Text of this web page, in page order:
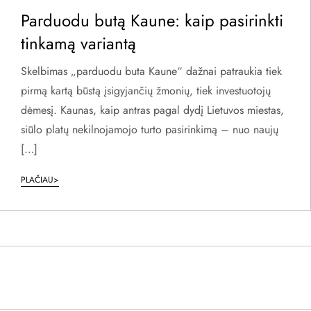
Parduodu butą Kaune: kaip pasirinkti
tinkamą variantą
Skelbimas „parduodu buta Kaune“ dažnai patraukia tiek
pirmą kartą būstą įsigyjančių žmonių, tiek investuotojų
dėmesį. Kaunas, kaip antras pagal dydį Lietuvos miestas,
siūlo platų nekilnojamojo turto pasirinkimą – nuo naujų
[…]
PLAČIAU>